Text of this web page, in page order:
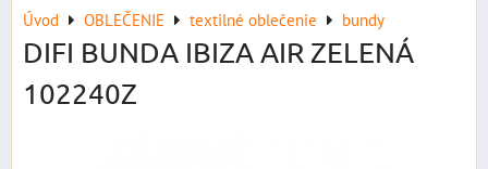
Úvod OBLEČENIE textilné oblečenie bundy
DIFI BUNDA IBIZA AIR ZELENÁ
102240Z